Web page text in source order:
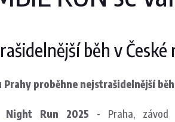
běh v České
Prahy proběhne nejstrašidelnější
Night Run 2025 - Praha, závod